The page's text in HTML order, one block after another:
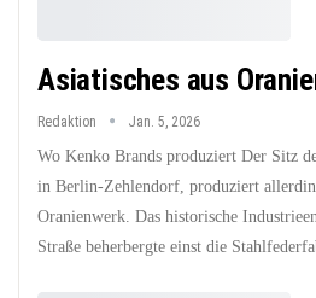
Asiatisches aus
Redaktion Jan. 5, 2026
Wo Kenko Brands produziert Der Sitz
in Berlin-Zehlendorf, produziert
Oranienwerk. Das historische
Straße beherbergte einst die